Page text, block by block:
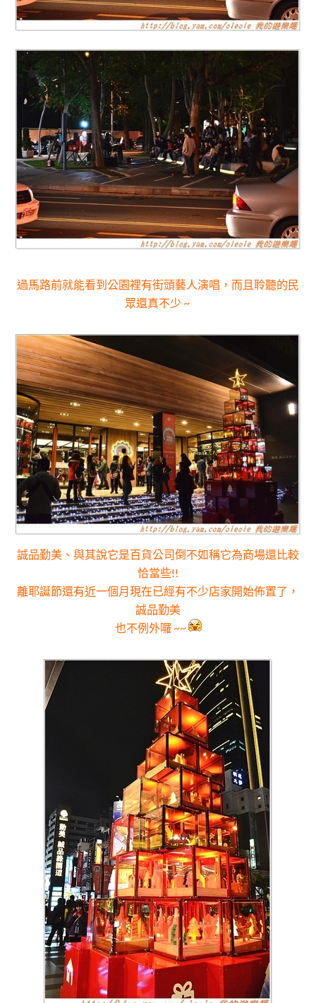
過馬路前就能看到公園裡有街頭藝人演唱，而且聆聽的民
眾還真不少 ~
誠品勤美 、與其說它是百貨公司倒不如稱它為商場還比較
恰當些!!
離耶誕節還有近一個月現在已經有不少店家開始佈置了，
誠品勤美
也不例外囉 ~~